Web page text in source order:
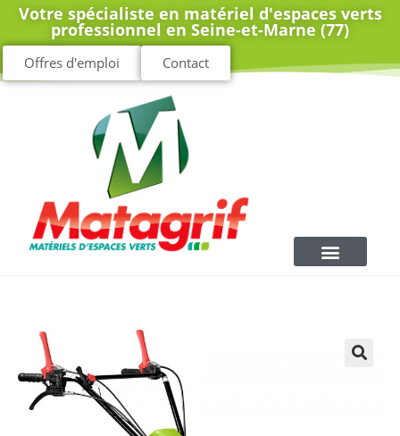
Votre spécialiste en matériel d'espaces verts
professionnel en Seine-et-Marne (77)
Offres d'emploi Contact